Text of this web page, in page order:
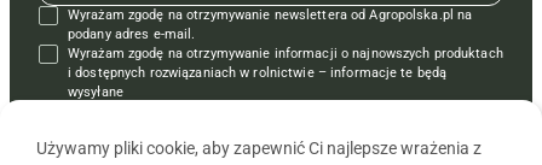
Polityka prywatności
Reklama
Krzyżówki
Wyrażam zgodę na otrzymywanie newslettera od Agropolska.pl na
podany adres e-mail.
Wyrażam zgodę na otrzymywanie informacji o najnowszych produktach
i dostępnych rozwiązaniach w rolnictwie – informacje te będą
wysyłane
Używamy pliki cookie, aby zapewnić Ci najlepsze wrażenia z